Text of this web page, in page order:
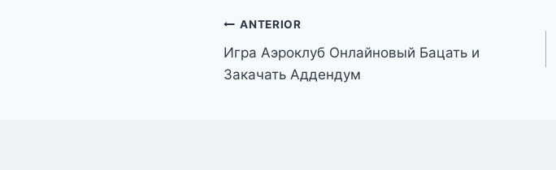
ANTERIOR
Игра Аэроклуб Онлайновый Бацать и
Закачать Аддендум